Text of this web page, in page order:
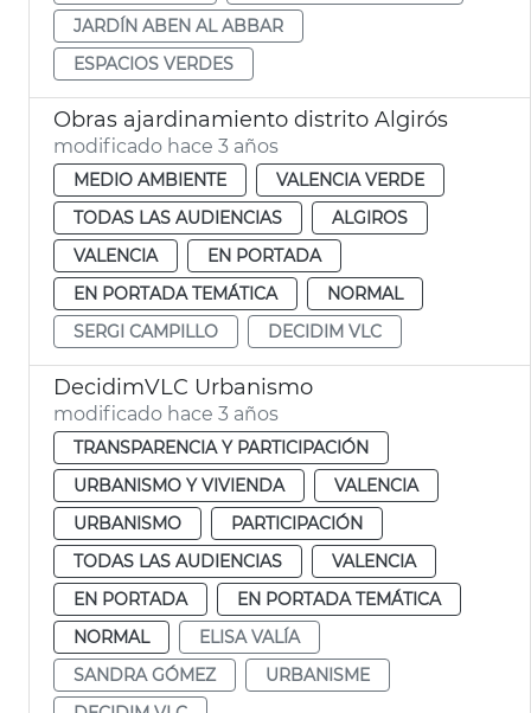
JARDÍN ABEN AL ABBAR
ESPACIOS VERDES
Obras ajardinamiento distrito Algirós
modificado hace 3 años
MEDIO AMBIENTE
VALENCIA VERDE
TODAS LAS AUDIENCIAS
ALGIROS
VALENCIA
EN PORTADA
EN PORTADA TEMÁTICA
NORMAL
SERGI CAMPILLO
DECIDIM VLC
DecidimVLC Urbanismo
modificado hace 3 años
TRANSPARENCIA Y PARTICIPACIÓN
URBANISMO Y VIVIENDA
VALENCIA
URBANISMO
PARTICIPACIÓN
TODAS LAS AUDIENCIAS
VALENCIA
EN PORTADA
EN PORTADA TEMÁTICA
NORMAL
ELISA VALÍA
SANDRA GÓMEZ
URBANISME